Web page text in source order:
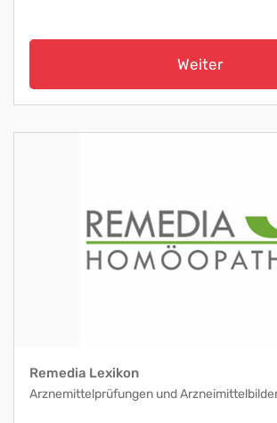
Weiter
Remedia Lexikon
Arznemittelprüfungen und